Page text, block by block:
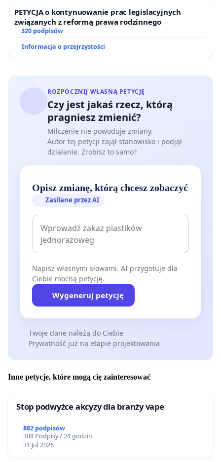
PETYCJA o kontynuowanie prac legislacyjnych
związanych z reformą prawa rodzinnego
320 podpisów
Informacja o przejrzystości
ROZPOCZNIJ WŁASNĄ PETYCJĘ
Czy jest jakaś rzecz, którą
pragniesz zmienić?
Milczenie nie powoduje zmiany.
Autor tej petycji zajął stanowisko i podjął
działanie. Zrobisz to samo?
Opisz zmianę, którą chcesz zobaczyć
Zasilane przez AI
Napisz własnymi słowami. AI przygotuje dla
Ciebie mocną petycję.
Wygeneruj petycję
Twoje dane należą do Ciebie
Prywatność już na etapie projektowania
Inne petycje, które mogą cię zainteresować
Stop podwyżce akcyzy dla branży vape
882 podpisów
308 Podpisy / 24 godzin
31 Jul 2026